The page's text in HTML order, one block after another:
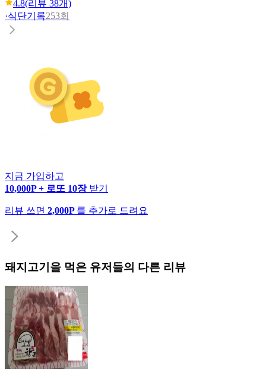
4.8(리뷰 38개)
·식단기록253회
지금 가입하고
10,000P + 로또 10장 받기
리뷰 쓰면 2,000P 를 추가로 드려요
돼지고기 을 먹은 유저들의 다른 리뷰